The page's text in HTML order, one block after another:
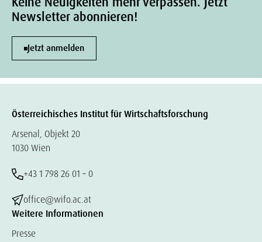
Newsletter abonnieren!
Jetzt anmelden
Österreichisches Institut für Wirtschaftsforschung
Arsenal, Objekt 20
1030 Wien
+43 1 798 26 01 – 0
office@wifo.ac.at
Weitere Informationen
Presse